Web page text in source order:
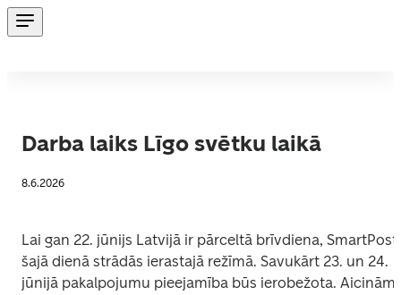
Darba laiks Līgo svētku laikā
8.6.2026
Lai gan 22. jūnijs Latvijā ir pārceltā brīvdiena, SmartPosti
šajā dienā strādās ierastajā režīmā. Savukārt 23. un 24.
jūnijā pakalpojumu pieejamība būs ierobežota. Aicinām